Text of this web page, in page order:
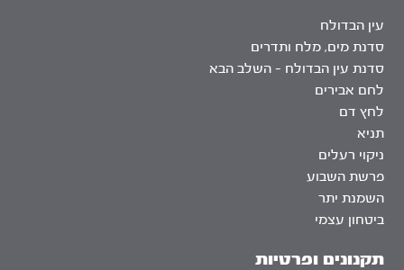
עין הבדולח
סדנת מים, מלח ותדרים
סדנת עין הבדולח – השלב הבא
לחם אבירים
לחץ דם
תניא
ניקוי רעלים
פרשת השבוע
השמנת יתר
ביטחון עצמי
תקנונים ופרטיות